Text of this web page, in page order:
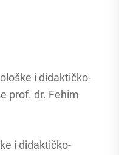
i didaktičko-
prof. dr. Fehim
i didaktičko-